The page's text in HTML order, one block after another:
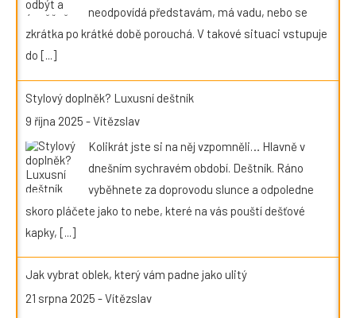
neodpovídá představám, má vadu, nebo se
zkrátka po krátké době porouchá. V takové situaci vstupuje
do [...]
Stylový doplněk? Luxusní deštník
9 října 2025 -Vítězslav
Kolikrát jste si na něj vzpomněli… Hlavně v
dnešním sychravém období. Deštník. Ráno
vyběhnete za doprovodu slunce a odpoledne
skoro pláčete jako to nebe, které na vás pouští dešťové
kapky, [...]
Jak vybrat oblek, který vám padne jako ulitý
21 srpna 2025 -Vítězslav